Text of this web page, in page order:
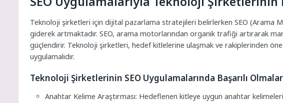
Teknoloji şirketleri için dijital pazarlama stratejileri belirlerken SEO (Arama
giderek artmaktadır. SEO, arama motorlarından organik trafiği artırarak
güçlendirir. Teknoloji şirketleri, hedef kitlelerine ulaşmak ve rakiplerinden
uygulamalıdır.
Teknoloji Şirketlerinin SEO Uygulamalarında Başarılı
Anahtar Kelime Araştırması: Hedeflenen kitleye uygun anahtar